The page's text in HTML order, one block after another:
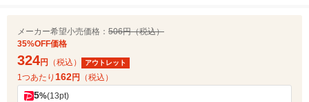
メーカー希望小売価格： 506円（税込）
35%OFF価格
324円 （税込） アウトレット
1つあたり 162円 （税込）
5%(13pt)